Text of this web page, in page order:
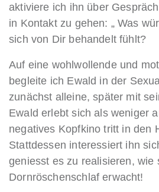
aktiviere ich ihn über
in Kontakt zu gehen: „ Was
sich von Dir behandelt fühlt?
Auf eine wohlwollende und
begleite ich Ewald in der
zunächst alleine, später mit
Ewald erlebt sich als weniger
negatives Kopfkino tritt in den
Stattdessen interessiert ihn
geniesst es zu realisieren,
Dornröschenschlaf erwacht!